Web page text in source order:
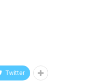
Twitter